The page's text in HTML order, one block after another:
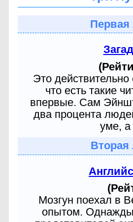
Первая
Это
что есть такие
впервые. Сам
два процента
уме, а
Вторая
Мозгун поехал в
опытом. Однажды